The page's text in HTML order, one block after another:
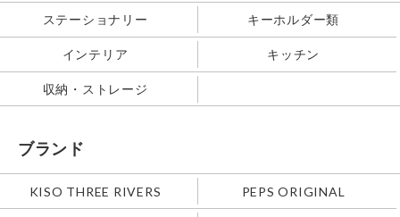
ステーショナリー キーホルダー類
インテリア キッチン
収納・ストレージ
ブランド
KISO THREE RIVERS PEPS ORIGINAL